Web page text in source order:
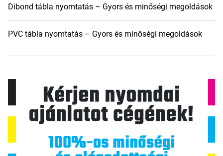
Dibond tábla nyomtatás – Gyors és minőségi megoldások
PVC tábla nyomtatás – Gyors és minőségi megoldások